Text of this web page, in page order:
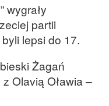
wygrały
partii
lepsi do 17.
Żagań
Olavią Oławia –